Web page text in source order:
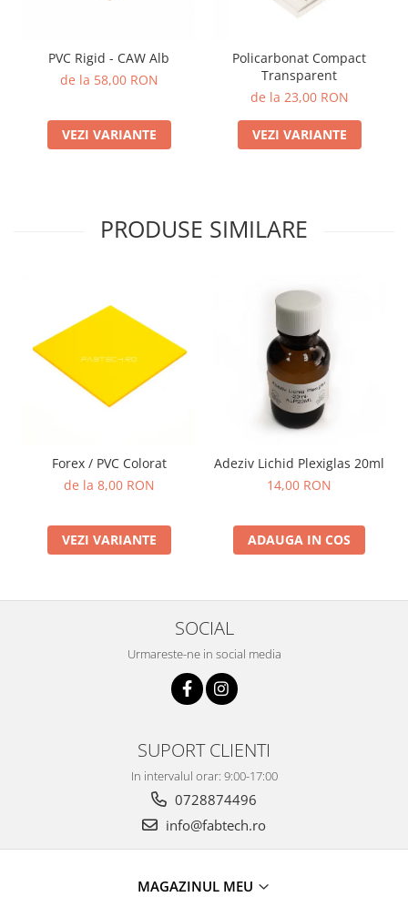
PVC Rigid - CAW Alb
de la 58,00 RON
VEZI VARIANTE
Policarbonat Compact
Transparent
de la 23,00 RON
VEZI VARIANTE
PRODUSE SIMILARE
Forex / PVC Colorat
de la 8,00 RON
VEZI VARIANTE
Adeziv Lichid Plexiglas 20ml
14,00 RON
ADAUGA IN COS
SOCIAL
Urmareste-ne in social media
SUPORT CLIENTI
In intervalul orar: 9:00-17:00
0728874496
info@fabtech.ro
MAGAZINUL MEU